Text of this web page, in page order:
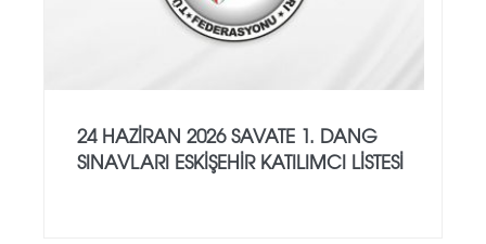
24 HAZİRAN 2026 SAVATE 1. DANG
SINAVLARI ESKİŞEHİR KATILIMCI LİSTESİ